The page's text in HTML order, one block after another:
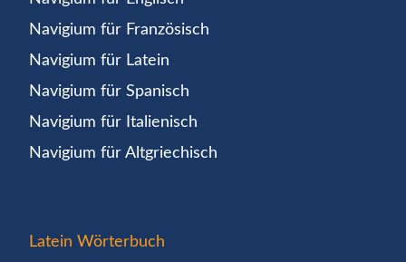
Navigium für Französisch
Navigium für Latein
Navigium für Spanisch
Navigium für Italienisch
Navigium für Altgriechisch
Latein Wörterbuch